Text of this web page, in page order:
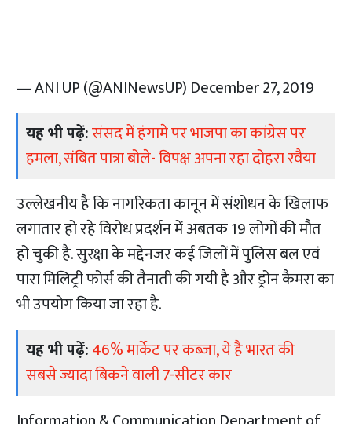
— ANI UP (@ANINewsUP) December 27, 2019
यह भी पढ़ें:संसद में हंगामे पर भाजपा का कांग्रेस पर
हमला, संबित पात्रा बोले- विपक्ष अपना रहा दोहरा रवैया
उल्लेखनीय है कि नागरिकता कानून में संशोधन के खिलाफ
लगातार हो रहे विरोध प्रदर्शन में अबतक 19 लोगों की मौत
हो चुकी है. सुरक्षा के मद्देनजर कई जिलों में पुलिस बल एवं
पारा मिलिट्री फोर्स की तैनाती की गयी है और ड्रोन कैमरा का
भी उपयोग किया जा रहा है.
यह भी पढ़ें:46% मार्केट पर कब्जा, ये है भारत की
सबसे ज्यादा बिकने वाली 7-सीटर कार